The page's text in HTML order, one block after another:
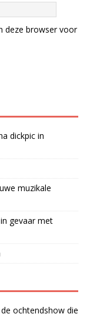
deze browser voor
dickpic in
muzikale
gevaar met
ochtendshow die